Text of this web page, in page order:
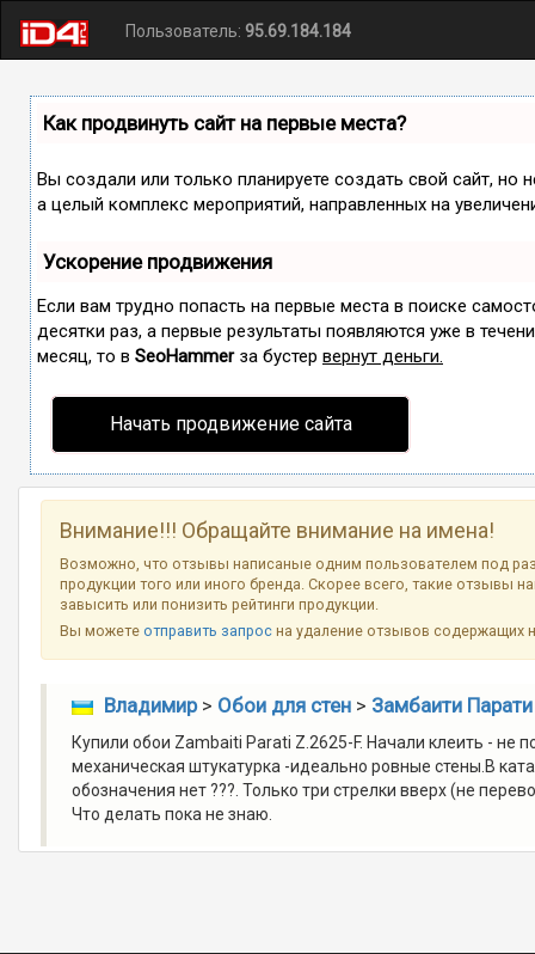
Пользователь: 95.69.184.184
Как продвинуть сайт на первые места?
Вы создали или только планируете создать свой сайт, но
а целый комплекс мероприятий, направленных на
Ускорение продвижения
Если вам трудно попасть на первые места в поиске
десятки раз, а первые результаты появляются уже в
месяц, то в SeoHammerза бустер вернут деньги.
Начать продвижение сайта
Внимание!!! Обращайте внимание на имена!
Возможно, что отзывы написаные одним пользователем под
продукции того или иного бренда. Скорее всего, такие отзывы
завысить или понизить рейтинги продукции.
Вы можетеотправить запрос на удаление отзывов
Владимир> Обои для стен> Замбаити
Купили обои Zambaiti Parati Z.2625-F. Начали клеить - не
механическая штукатурка -идеально ровные стены.В
обозначения нет ???. Только три стрелки вверх (не
Что делать пока не знаю.